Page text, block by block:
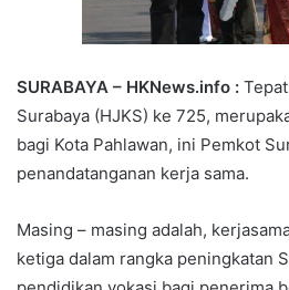
SURABAYA – HKNews.info :
Surabaya (HJKS) ke 725,
bagi Kota Pahlawan, ini Pemkot
penandatanganan kerja sama.
Masing – masing adalah,
ketiga dalam rangka peningkatan